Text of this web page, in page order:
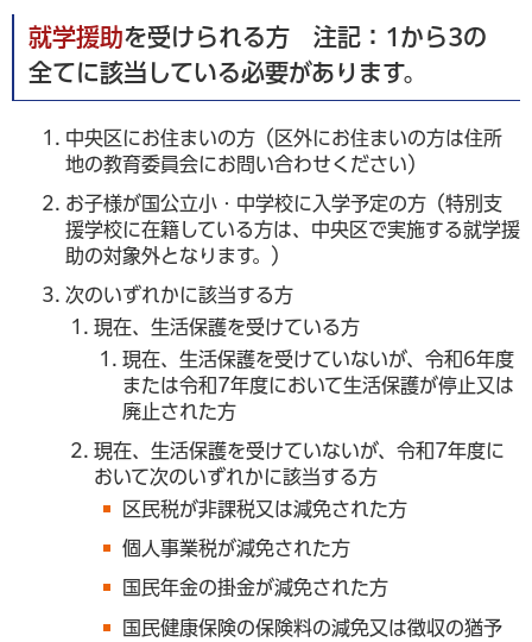
就学援助を受けられる方 注記：1から3の
全てに該当している必要があります。
中央区にお住まいの方（区外にお住まいの方は住所
地の教育委員会にお問い合わせください）
お子様が国公立小・中学校に入学予定の方（特別支
援学校に在籍している方は、中央区で実施する就学援
助の対象外となります。）
次のいずれかに該当する方
現在、生活保護を受けている方
現在、生活保護を受けていないが、令和6年度
または令和7年度において生活保護が停止又は
廃止された方
現在、生活保護を受けていないが、令和7年度に
おいて次のいずれかに該当する方
区民税が非課税又は減免された方
個人事業税が減免された方
国民年金の掛金が減免された方
国民健康保険の保険料の減免又は徴収の猶予